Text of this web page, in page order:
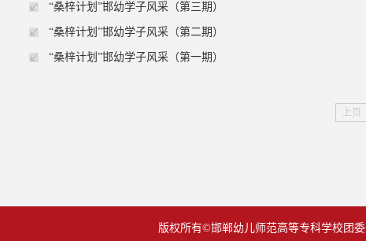
“桑梓计划”邯幼学子风采（第三期）
“桑梓计划”邯幼学子风采（第二期）
“桑梓计划”邯幼学子风采（第一期）
上页
版权所有©邯郸幼儿师范高等专科学校团委